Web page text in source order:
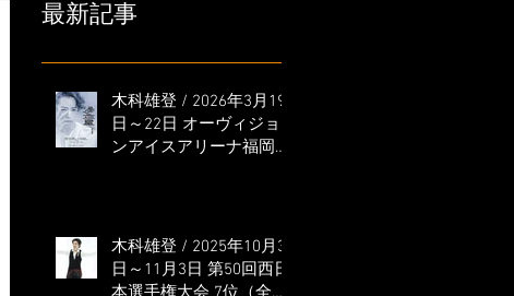
最新記事
木科雄登 / 2026年3月19
日～22日 オーヴィジョ
ンアイスアリーナ福岡
木科雄登 / 2025年10月31
日～11月3日 第50回西日